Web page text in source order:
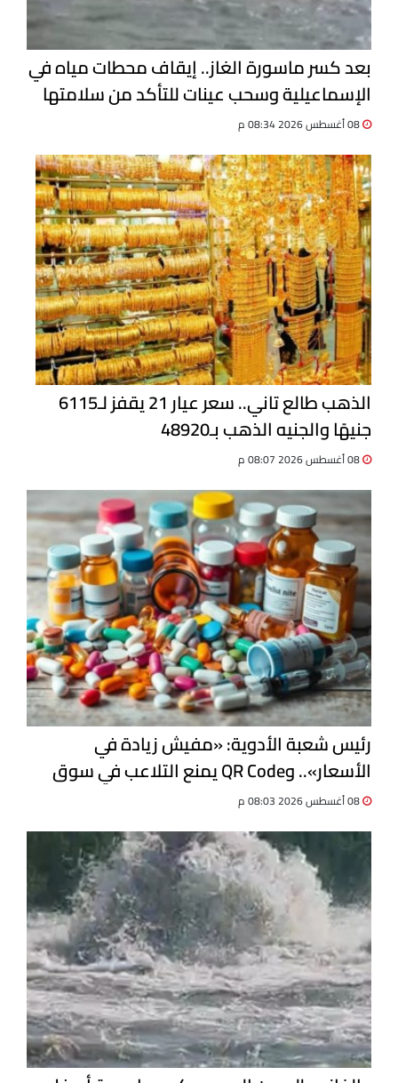
بعد كسر ماسورة الغاز.. إيقاف محطات مياه في
الإسماعيلية وسحب عينات للتأكد من سلامتها
الذهب طالع تاني.. سعر عيار 21 يقفز لـ6115
جنيهًا والجنيه الذهب بـ48920
رئيس شعبة الأدوية: «مفيش زيادة في
الأسعار».. وQR Code يمنع التلاعب في سوق
الدواء